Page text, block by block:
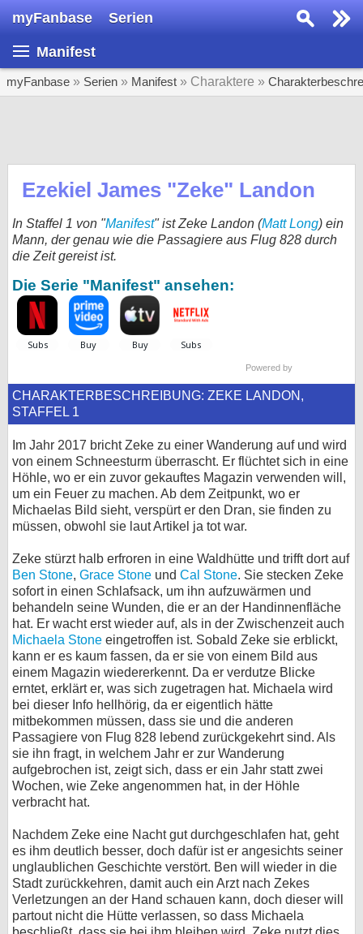
myFanbase Serien
Manifest
myFanbase » Serien » Manifest » Charaktere »
Ezekiel James "Zeke" Landon
In Staffel 1 von "Manifest" ist Zeke Landon (Matt Long) ein
Mann, der genau wie die Passagiere aus Flug 828 durch
die Zeit gereist ist.
Die Serie "Manifest" ansehen:
Powered by
CHARAKTERBESCHREIBUNG: ZEKE LANDON,
STAFFEL 1
Im Jahr 2017 bricht Zeke zu einer Wanderung auf und wird
von einem Schneesturm überrascht. Er flüchtet sich in eine
Höhle, wo er ein zuvor gekauftes Magazin verwenden will,
um ein Feuer zu machen. Ab dem Zeitpunkt, wo er
Michaelas Bild sieht, verspürt er den Dran, sie finden zu
müssen, obwohl sie laut Artikel ja tot war.
Zeke stürzt halb erfroren in eine Waldhütte und trifft dort auf
Ben Stone, Grace Stone und Cal Stone. Sie stecken Zeke
sofort in einen Schlafsack, um ihn aufzuwärmen und
behandeln seine Wunden, die er an der Handinnenfläche
hat. Er wacht erst wieder auf, als in der Zwischenzeit auch
Michaela Stone eingetroffen ist. Sobald Zeke sie erblickt,
kann er es kaum fassen, da er sie von einem Bild aus
einem Magazin wiedererkennt. Da er verdutze Blicke
erntet, erklärt er, was sich zugetragen hat. Michaela wird
bei dieser Info hellhörig, da er eigentlich hätte
mitbekommen müssen, dass sie und die anderen
Passagiere von Flug 828 lebend zurückgekehrt sind. Als
sie ihn fragt, in welchem Jahr er zur Wanderung
aufgebrochen ist, zeigt sich, dass er ein Jahr statt zwei
Wochen, wie Zeke angenommen hat, in der Höhle
verbracht hat.
Nachdem Zeke eine Nacht gut durchgeschlafen hat, geht
es ihm deutlich besser, doch dafür ist er angesichts seiner
unglaublichen Geschichte verstört. Ben will wieder in die
Stadt zurückkehren, damit auch ein Arzt nach Zekes
Verletzungen an der Hand schauen kann, doch dieser will
partout nicht die Hütte verlassen, so dass Michaela
SERIEN
KULTUR
SERVICE
Gewinnspiele
Forum
bei X
Kontakt
Nutzungsbedingungen
Cookie-Einstellungen
Impressum
Desktop-Ansicht
myFanbase